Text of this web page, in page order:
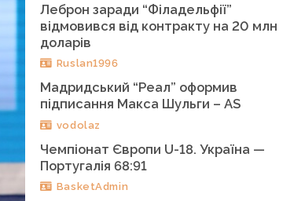
Леброн заради “Філадельфії”
відмовився від контракту на 20 млн
доларів
Ruslan1996
Мадридський “Реал” оформив
підписання Макса Шульги – AS
vodolaz
Чемпіонат Європи U-18. Україна —
Португалія 68:91
BasketAdmin